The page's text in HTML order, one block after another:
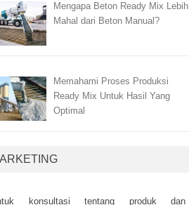
Mengapa Beton Ready Mix Lebih
Mahal dari Beton Manual?
Memahami Proses Produksi
Ready Mix Untuk Hasil Yang
Optimal
kоnsultаsі tеntаng рrоduk dаn